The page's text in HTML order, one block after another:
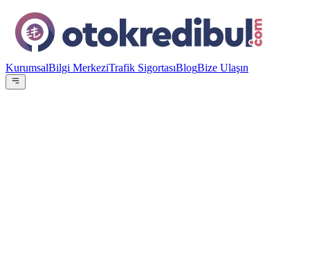
KurumsalBilgi MerkeziTrafik SigortasıBlogBize Ulaşın